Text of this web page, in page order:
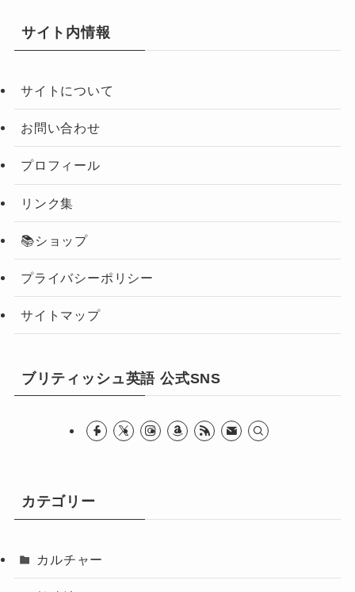
サイト内情報
サイトについて
お問い合わせ
プロフィール
リンク集
📚ショップ
プライバシーポリシー
サイトマップ
ブリティッシュ英語 公式SNS
カテゴリー
カルチャー